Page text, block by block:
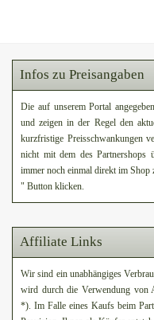
Infos zu Preisangaben
Die auf unserem Portal
und zeigen in der Regel den
kurzfristige Preisschwankungen
nicht mit dem des Partnershops
immer noch einmal direkt im Shop
" Button klicken.
Affiliate Links
Wir sind ein unabhängiges
wird durch die Verwendung von
*). Im Falle eines Kaufs beim